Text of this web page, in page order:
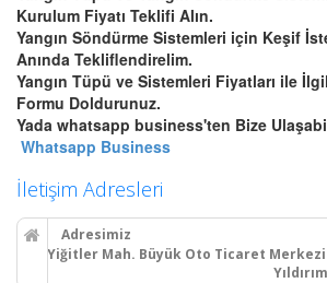
Kurulum Fiyatı Teklifi Alın.
Yangın Söndürme Sistemleri için Keşif
Anında Tekliflendirelim.
Yangın Tüpü ve Sistemleri Fiyatları ile
Formu Doldurunuz.
Yada whatsapp business'ten Bize
Whatsapp Business
İletişim Adresleri
Adresimiz
Yiğitler Mah. Büyük Oto Ticaret Merkezi
Yıldırım /